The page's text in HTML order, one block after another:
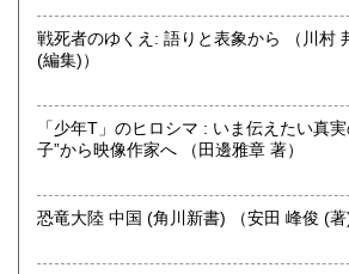
にお問い合わせください。出張費は、無
哲学宗教、歴史、社会科学、自然科学、
国書、サブカルチャー、古書一般（その
オールジャンル
戦死者のゆくえ: 語りと表象から （川村 邦光 (著)、川村 邦光
(編集)）
「少年T」のヒロシマ : いま伝えたい真
子”から映像作家へ （田邊雅章 著）
恐竜大陸 中国 (角川新書) （安田 峰俊 (